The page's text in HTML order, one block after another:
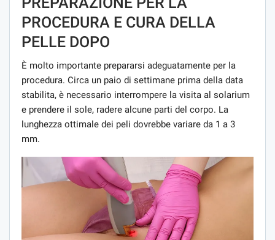
PROCEDURA E CURA DELLA
PELLE DOPO
È molto importante prepararsi adeguatamente per la
procedura. Circa un paio di settimane prima della data
stabilita, è necessario interrompere la visita al solarium
e prendere il sole, radere alcune parti del corpo. La
lunghezza ottimale dei peli dovrebbe variare da 1 a 3
mm.